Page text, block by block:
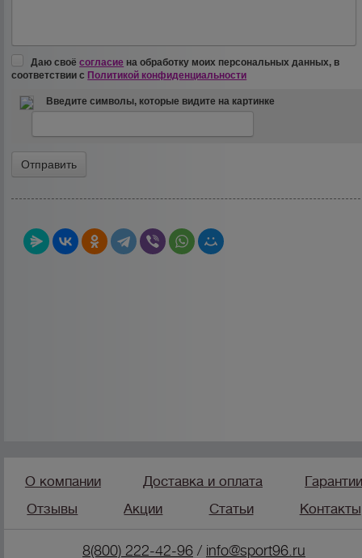
Даю своёсогласие на обработку моих персональных данных, в
соответствии с Политикой конфиденциальности
Введите символы, которые видите на картинке
О компании Доставка и оплата
Отзывы
Акции Статьи Контакты
8(800) 222-42-96/ info@sport96.ru